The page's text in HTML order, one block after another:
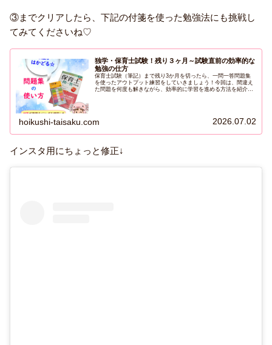
③までクリアしたら、下記の付箋を使った勉強法にも挑戦し
てみてくださいね♡
独学・保育士試験！残り３ヶ月～試験直前の効率的な
勉強の仕方
保育士試験（筆記）まで残り3か月を切ったら、一問一答問題集
を使ったアウトプット練習をしていきましょう！今回は、間違え
た問題を何度も解きながら、効率的に学習を進める方法を紹介し
hoikushi-taisaku.com 2026.07.02
インスタ用にちょっと修正↓